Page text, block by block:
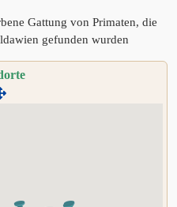
Gattung von Primaten, die
gefunden wurden